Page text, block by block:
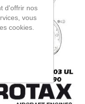
d'offrir nos
vous
cookies.